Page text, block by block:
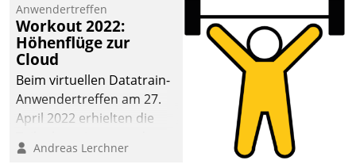
Mammutprojekte
meistern und Workloads
wuppen – bei zunehmend
anspruchsvollen
Aufgaben und
abnehmendem
Anwendertreffen
Workout 2022:
Höhenflüge zur
Cloud
Beim virtuellen Datatrain-
Anwendertreffen am 27.
April 2022 erhielten die
Teilnehmer kurzweilige
Andreas Lerchner